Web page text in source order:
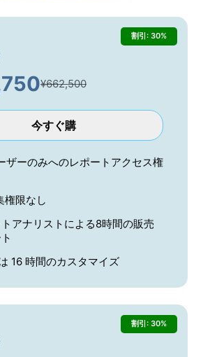
割引: 30%
¥662,500
今すぐ購
ザーのみへのレポートアクセス権
権限なし
アナリストによる8時間の販売
16 時間のカスタマイズ
割引: 30%